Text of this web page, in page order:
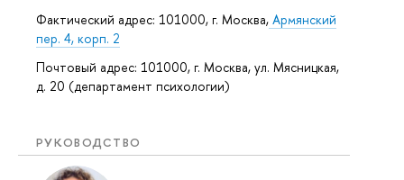
Фактический адрес: 101000, г. Москва, Армянский
пер. 4, корп. 2
Почтовый адрес: 101000, г. Москва, ул. Мясницкая,
д. 20 (департамент психологии)
РУКОВОДСТВО